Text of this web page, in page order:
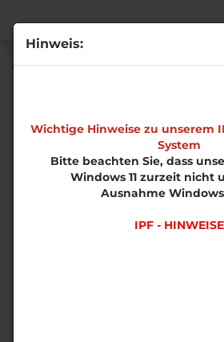
Hinweis:
Wichtige Hinweise zu unserem
System
Bitte beachten Sie, dass
Windows 11 zurzeit nicht
Ausnahme Windows
IPF - HINWEISE
Opel Signum 2.0 Turbo Phase 1